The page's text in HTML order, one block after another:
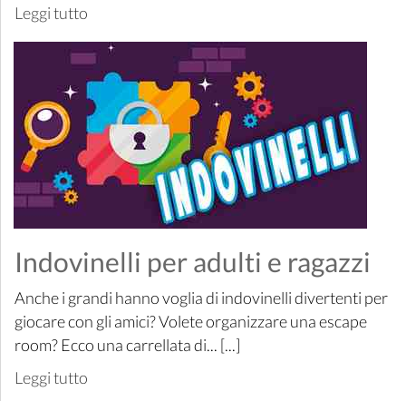
Leggi tutto
Indovinelli per adulti e ragazzi
Anche i grandi hanno voglia di indovinelli divertenti per
giocare con gli amici? Volete organizzare una escape
room? Ecco una carrellata di... [...]
Leggi tutto